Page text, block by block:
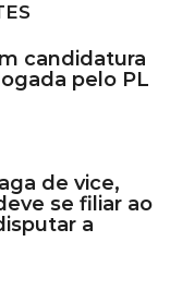
candidatura
pelo PL
de vice,
se filiar ao
a